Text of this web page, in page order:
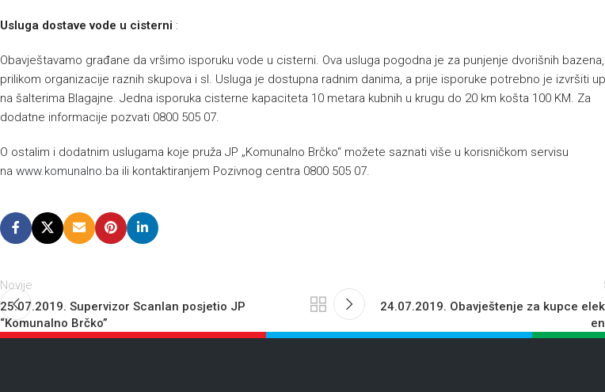
Usluga dostave vode u cisterni :
Obavještavamo građane da vršimo isporuku vode u cisterni. Ova usluga pogodna je za punjenje dvorišnih bazena,
prilikom organizacije raznih skupova i sl. Usluga je dostupna radnim danima, a prije isporuke potrebno je izvršiti
na šalterima Blagajne. Jedna isporuka cisterne kapaciteta 10 metara kubnih u krugu do 20 km košta 100 KM. Za
dodatne informacije pozvati 0800 505 07.
O ostalim i dodatnim uslugama koje pruža JP „Komunalno Brčko“ možete saznati više u korisničkom servisu
na www.komunalno.ba ili kontaktiranjem Pozivnog centra 0800 505 07.
Novije
25.07.2019. Supervizor Scanlan posjetio JP
“Komunalno Brčko”
24.07.2019. Obavještenje za kupce